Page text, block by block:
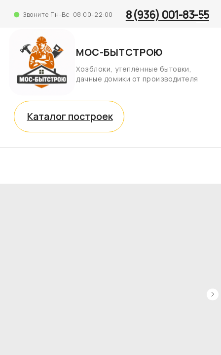
Хозблоки, утеплённые бытовки,
дачные домики от производителя
Каталог построек
8 (936) 001-83-55